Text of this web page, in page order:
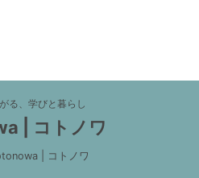
る、学びと暮らし
| コトノワ
| コトノワ